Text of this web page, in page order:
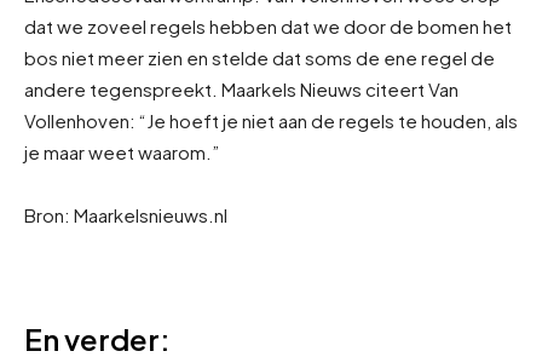
dat we zoveel regels hebben dat we door de bomen het
bos niet meer zien en stelde dat soms de ene regel de
andere tegenspreekt. Maarkels Nieuws citeert Van
Vollenhoven: “Je hoeft je niet aan de regels te houden, als
je maar weet waarom.”
Bron: Maarkelsnieuws.nl
En verder: